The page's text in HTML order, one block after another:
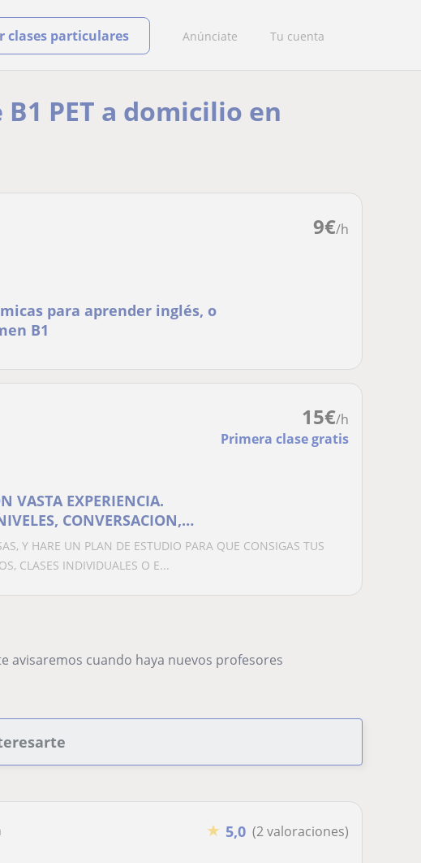
Anúnciate Tu cuenta
clases particulares
PET a domicilio en
9€/h
para aprender inglés, o
B1
15€/h
Primera clase gratis
VASTA EXPERIENCIA.
CONVERSACION,
CLASES DE APOYO
Y HARE UN PLAN DE ESTUDIO PARA QUE CONSIGAS TUS
CLASES INDIVIDUALES O E...
avisaremos cuando haya nuevos profesores
★ 5,0 (2 valoraciones)